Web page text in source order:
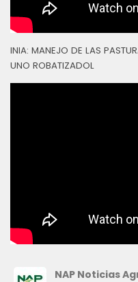
INIA: MANEJO DE LAS
UNO ROBATIZADOL
NAP Noticias